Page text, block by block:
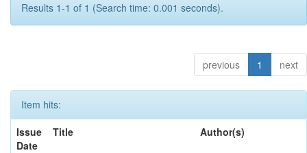
Results 1-1 of 1 (Search time: 0.001 seconds).
previous 1 next
Item hits:
Issue
Date
Title Author(s)